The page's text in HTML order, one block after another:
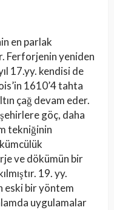
en parlak
Ferforjenin yeniden
17.yy. kendisi de
1610’4 tahta
çağ devam eder.
göç, daha
tekniğinin
ve dökümün bir
19. yy.
eski bir yöntem
uygulamalar